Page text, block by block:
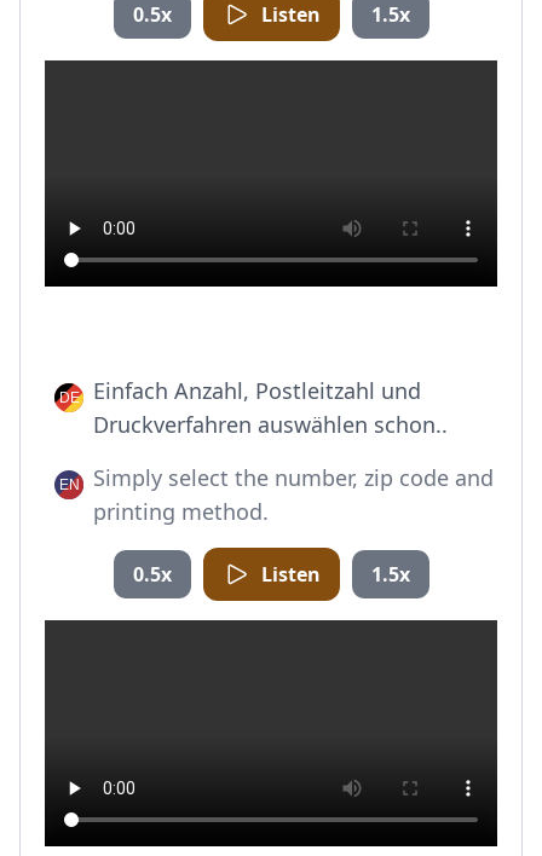
0.5x Listen 1.5x
Einfach Anzahl, Postleitzahl und
Druckverfahren auswählen schon..
Simply select the number, zip code and
printing method.
0.5x Listen 1.5x